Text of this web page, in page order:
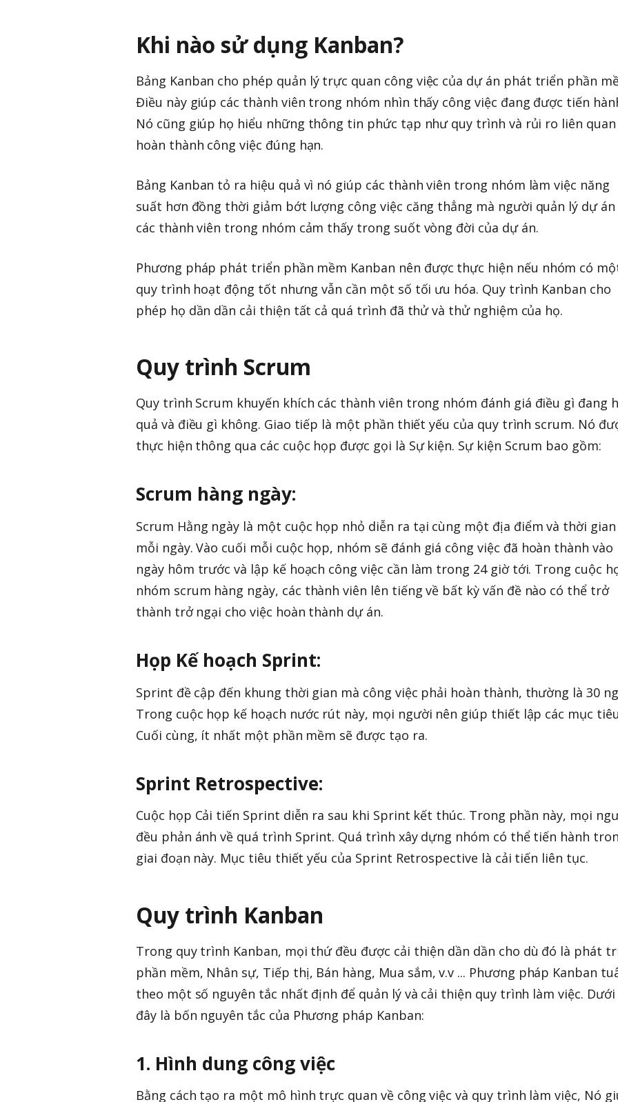
Khi nào sử dụng Kanban?
Bảng Kanban cho phép quản lý trực quan công việc của dự án phát triển phần
Điều này giúp các thành viên trong nhóm nhìn thấy công việc đang được tiến
Nó cũng giúp họ hiểu những thông tin phức tạp như quy trình và rủi ro liên quan
hoàn thành công việc đúng hạn.
Bảng Kanban tỏ ra hiệu quả vì nó giúp các thành viên trong nhóm làm việc năng
suất hơn đồng thời giảm bớt lượng công việc căng thẳng mà người quản lý dự án
các thành viên trong nhóm cảm thấy trong suốt vòng đời của dự án.
Phương pháp phát triển phần mềm Kanban nên được thực hiện nếu nhóm có
quy trình hoạt động tốt nhưng vẫn cần một số tối ưu hóa. Quy trình Kanban cho
phép họ dần dần cải thiện tất cả quá trình đã thử và thử nghiệm của họ.
Quy trình Scrum
Quy trình Scrum khuyến khích các thành viên trong nhóm đánh giá điều gì đang
quả và điều gì không. Giao tiếp là một phần thiết yếu của quy trình scrum. Nó
thực hiện thông qua các cuộc họp được gọi là Sự kiện. Sự kiện Scrum bao gồm:
Scrum hàng ngày:
Scrum Hằng ngày là một cuộc họp nhỏ diễn ra tại cùng một địa điểm và thời gian
mỗi ngày. Vào cuối mỗi cuộc họp, nhóm sẽ đánh giá công việc đã hoàn thành vào
ngày hôm trước và lập kế hoạch công việc cần làm trong 24 giờ tới. Trong cuộc
nhóm scrum hàng ngày, các thành viên lên tiếng về bất kỳ vấn đề nào có thể trở
thành trở ngại cho việc hoàn thành dự án.
Họp Kế hoạch Sprint:
Sprint đề cập đến khung thời gian mà công việc phải hoàn thành, thường là 30
Trong cuộc họp kế hoạch nước rút này, mọi người nên giúp thiết lập các mục
Cuối cùng, ít nhất một phần mềm sẽ được tạo ra.
Sprint Retrospective:
Cuộc họp Cải tiến Sprint diễn ra sau khi Sprint kết thúc. Trong phần này, mọi
đều phản ánh về quá trình Sprint. Quá trình xây dựng nhóm có thể tiến hành
giai đoạn này. Mục tiêu thiết yếu của Sprint Retrospective là cải tiến liên tục.
Quy trình Kanban
Trong quy trình Kanban, mọi thứ đều được cải thiện dần dần cho dù đó là phát
phần mềm, Nhân sự, Tiếp thị, Bán hàng, Mua sắm, v.v ... Phương pháp Kanban
theo một số nguyên tắc nhất định để quản lý và cải thiện quy trình làm việc. Dưới
đây là bốn nguyên tắc của Phương pháp Kanban:
1. Hình dung công việc
Bằng cách tạo ra một mô hình trực quan về công việc và quy trình làm việc, Nó